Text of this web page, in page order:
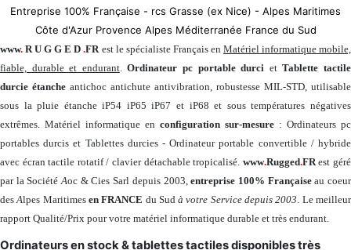
Entreprise 100% Française - rcs Grasse (ex Nice) - Alpes Maritimes
Côte d'Azur Provence Alpes Méditerranée France du Sud
www. R U G G E D.FRest le spécialiste Français en Matériel informatique mobile,
fiable, durable et endurant.Ordinateur pc portable durci etTablette tactile
durcie étanche antichoc antichute antivibration, robustesse MIL-STD, utilisable
sous la pluie étanche iP54 iP65 iP67 et iP68 et sous températures négatives
extrêmes. Matériel informatique en configuration sur-mesure : Ordinateurs pc
portables durcis et Tablettes durcies - Ordinateur portable convertible / hybride
avec écran tactile rotatif / clavier détachable tropicalisé. www.Rugged.FRest géré
par la SociétéAoc & Cies Sarl depuis 2003,entreprise 100% Françaiseau coeur
desAlpes Maritimes en FRANCE du Sudà votre Service depuis 2003. Le meilleur
rapport Qualité/Prix pour votre matériel informatique durable et très endurant.
Ordinateurs en stock & tablettes tactiles disponibles très